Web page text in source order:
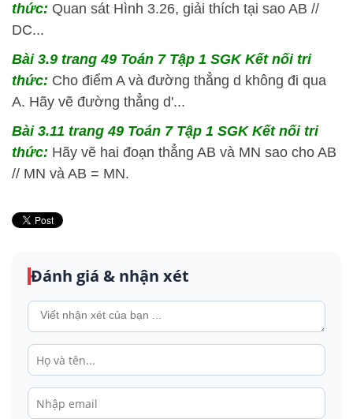
thức: Quan sát Hình 3.26, giải thích tại sao AB //
DC...
Bài 3.9 trang 49 Toán 7 Tập 1 SGK Kết nối tri
thức: Cho điểm A và đường thẳng d không đi qua
A. Hãy vẽ đường thẳng d'...
Bài 3.11 trang 49 Toán 7 Tập 1 SGK Kết nối tri
thức: Hãy vẽ hai đoạn thẳng AB và MN sao cho AB
// MN và AB = MN.
Đánh giá & nhận xét